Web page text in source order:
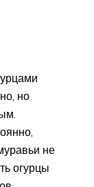
но
не
огурцы